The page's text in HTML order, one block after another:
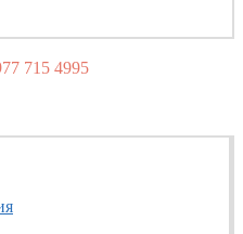
715 4995